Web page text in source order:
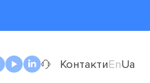
КонтактиEnUa